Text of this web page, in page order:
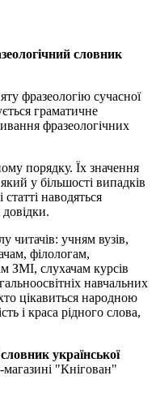
словник
фразеологію сучасної
граматичне
фразеологічних
порядку. Їх значення
у більшості випадків
наводяться
читачів: учням вузів,
філологам,
ЗМІ, слухачам курсів
навчальних
цікавиться народною
і краса рідного слова,
української
"Кнігован"